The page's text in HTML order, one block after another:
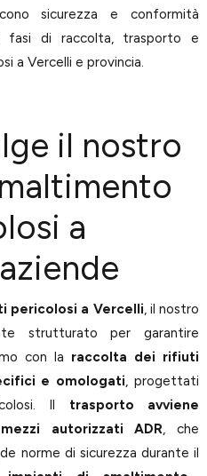
sicurezza e conformità
di raccolta, trasporto e
a Vercelli e provincia.
il nostro
a
pericolosi a Vercelli , il nostro
strutturato per garantire
con la raccolta dei rifiuti
e omologati , progettati
Il trasporto avviene
autorizzati ADR , che
norme di sicurezza durante il